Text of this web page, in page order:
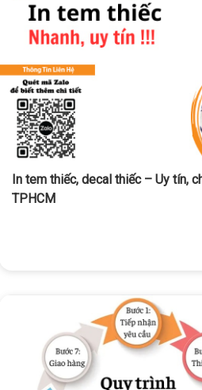
In tem thiếc, decal thiếc – Uy tín,
TPHCM